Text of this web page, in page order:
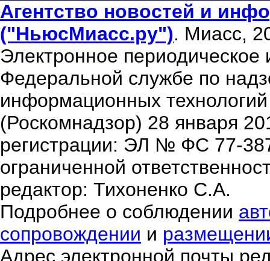
Агентство новостей и
("НьюсМиасс.ру"). Миасс,
Электронное периодическое
Федеральной службе по
информационных
(Роскомнадзор) 28 января
регистрации: ЭЛ № ФС 77-
ограниченной
редактор: Тихоненко С.А.
Подробнее о соблюдении
сопровождении и
Адрес электронной почты